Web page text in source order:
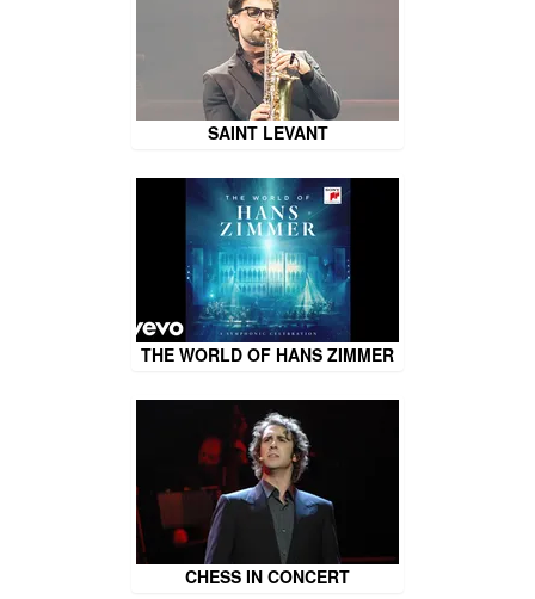
SAINT LEVANT
THE WORLD OF HANS ZIMMER
CHESS IN CONCERT